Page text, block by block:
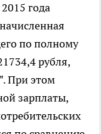
года
по полному
рубля,
При этом
зарплаты,